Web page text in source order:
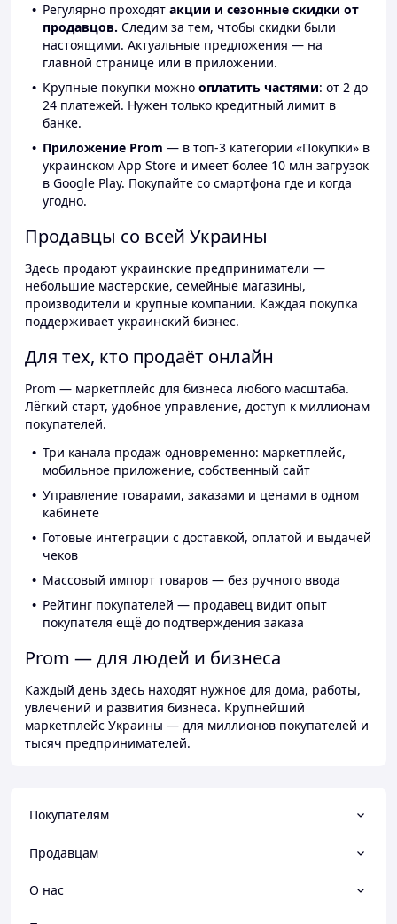
Регулярно проходят акции и сезонные скидки от
продавцов. Следим за тем, чтобы скидки были
настоящими. Актуальные предложения — на
главной странице или в приложении.
Крупные покупки можно оплатить частями: от 2 до
24 платежей. Нужен только кредитный лимит в
банке.
Приложение Prom — в топ-3 категории «Покупки» в
украинском App Store и имеет более 10 млн загрузок
в Google Play. Покупайте со смартфона где и когда
угодно.
Продавцы со всей Украины
Здесь продают украинские предприниматели —
небольшие мастерские, семейные магазины,
производители и крупные компании. Каждая покупка
поддерживает украинский бизнес.
Для тех, кто продаёт онлайн
Prom — маркетплейс для бизнеса любого масштаба.
Лёгкий старт, удобное управление, доступ к миллионам
покупателей.
Три канала продаж одновременно: маркетплейс,
мобильное приложение, собственный сайт
Управление товарами, заказами и ценами в одном
кабинете
Готовые интеграции с доставкой, оплатой и выдачей
чеков
Массовый импорт товаров — без ручного ввода
Рейтинг покупателей — продавец видит опыт
покупателя ещё до подтверждения заказа
Prom — для людей и бизнеса
Каждый день здесь находят нужное для дома, работы,
увлечений и развития бизнеса. Крупнейший
маркетплейс Украины — для миллионов покупателей и
тысяч предпринимателей.
Покупателям
Продавцам
О нас